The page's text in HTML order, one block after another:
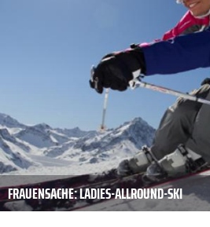
FRAUENSACHE: LADIES-ALLROUND-SKI